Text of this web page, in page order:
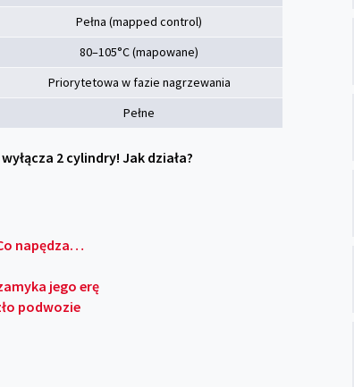
Pełna (mapped control)
80–105°C (mapowane)
Priorytetowa w fazie nagrzewania
Pełne
2 cylindry! Jak działa?
napędza…
jego erę
podwozie